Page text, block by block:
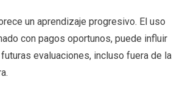
un aprendizaje progresivo. El uso
con pagos oportunos, puede influir
evaluaciones, incluso fuera de la